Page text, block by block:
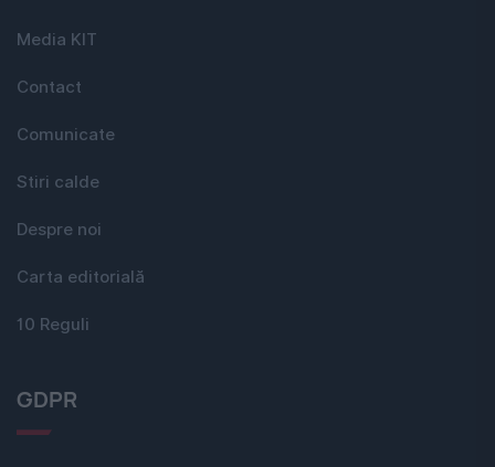
Media KIT
Contact
Comunicate
Stiri calde
Despre noi
Carta editorială
10 Reguli
GDPR